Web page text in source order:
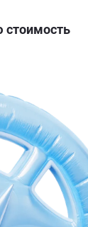
стоимость